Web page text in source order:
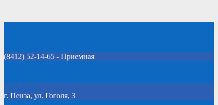
(8412) 52-14-65 - Приемная
Click Here
г. Пенза, ул. Гоголя, 3